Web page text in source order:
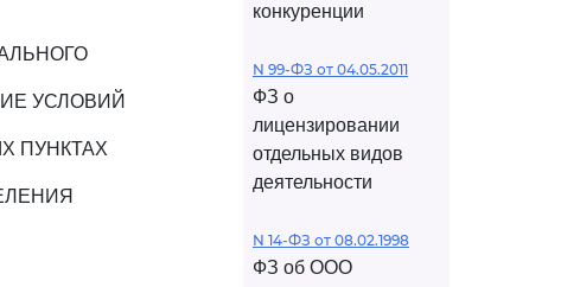
УСЛОВИЙ
ПУНКТАХ
конкуренции
N 99-ФЗ от 04.05.2011
ФЗ о
лицензировании
отдельных видов
деятельности
N 14-ФЗ от 08.02.1998
ФЗ об ООО